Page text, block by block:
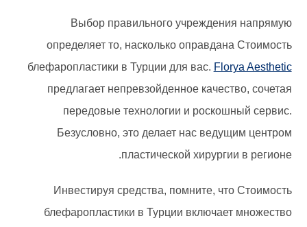
Выбор правильного учреждения напрямую
определяет то, насколько оправдана Стоимость
блефаропластики в Турции для вас.Florya Aesthetic
предлагает непревзойденное качество, сочетая
передовые технологии и роскошный сервис.
Безусловно, это делает нас ведущим центром
пластической хирургии в регионе.
Инвестируя средства, помните, что Стоимость
блефаропластики в Турции включает множество